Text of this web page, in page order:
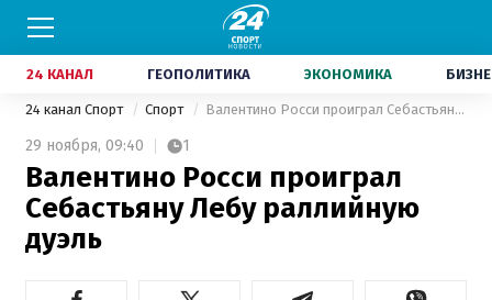
24 КАНАЛ ГЕОПОЛИТИКА ЭКОНОМИКА
24 канал Спорт Спорт Валентино Росси проиграл Себастьяну Лебу раллийную дуэль
29 ноября, 09:40 1
Валентино Росси проиграл
Себастьяну Лебу раллийную
дуэль